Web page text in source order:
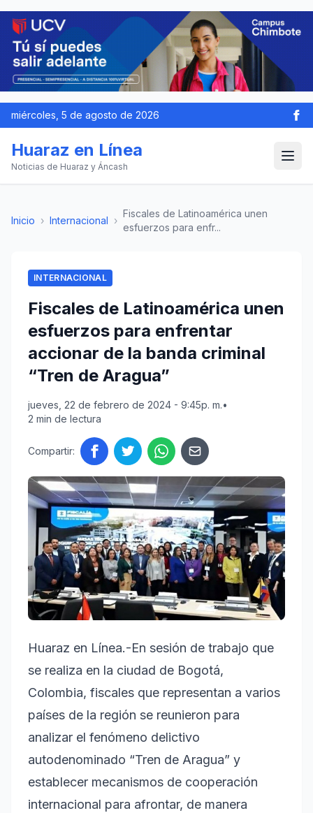
miércoles, 5 de agosto de 2026
Huaraz en Línea
Noticias de Huaraz y Áncash
Inicio › Internacional ›
Fiscales de Latinoamérica unen
esfuerzos para enfr...
INTERNACIONAL
Fiscales de Latinoamérica unen
esfuerzos para enfrentar
accionar de la banda criminal
“Tren de Aragua”
jueves, 22 de febrero de 2024 - 9:45p. m.•
2 min de lectura
Compartir:
Huaraz en Línea.-En sesión de trabajo que
se realiza en la ciudad de Bogotá,
Colombia, fiscales que representan a varios
países de la región se reunieron para
analizar el fenómeno delictivo
autodenominado “Tren de Aragua” y
establecer mecanismos de cooperación
internacional para afrontar, de manera